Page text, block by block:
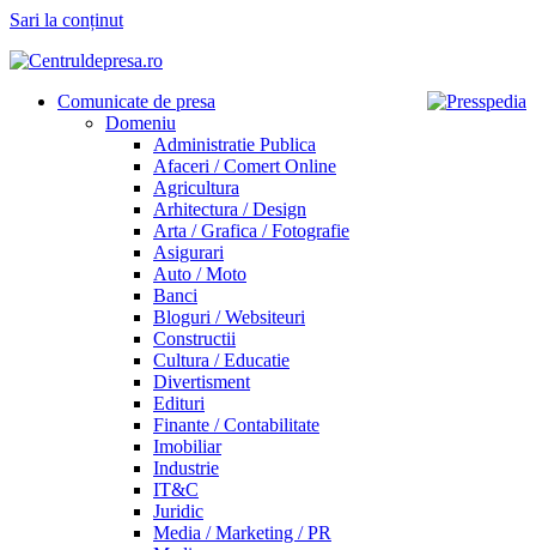
Sari la conținut
Comunicate de presa
Domeniu
Administratie Publica
Afaceri / Comert Online
Agricultura
Arhitectura / Design
Arta / Grafica / Fotografie
Asigurari
Auto / Moto
Banci
Bloguri / Websiteuri
Constructii
Cultura / Educatie
Divertisment
Edituri
Finante / Contabilitate
Imobiliar
Industrie
IT&C
Juridic
Media / Marketing / PR